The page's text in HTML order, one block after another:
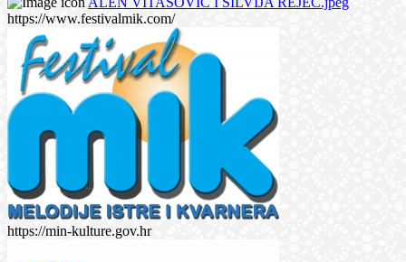
https://www.festivalmik.com/
https://min-kulture.gov.hr